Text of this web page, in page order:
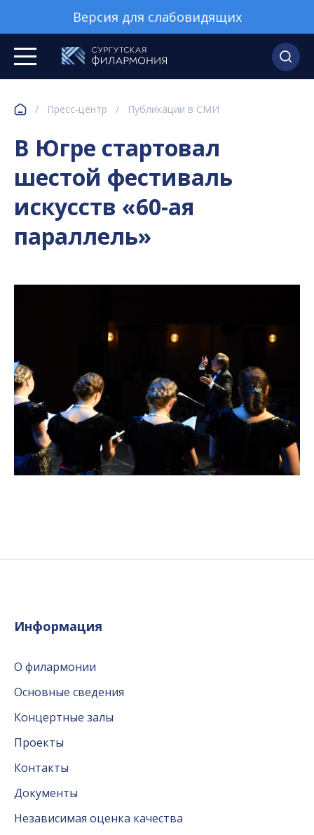
Версия для слабовидящих
/ Пресс-центр / Публикации в СМИ
В Югре стартовал
шестой фестиваль
искусств «60-ая
параллель»
Информация
О филармонии
Основные сведения
Концертные залы
Проекты
Контакты
Документы
Независимая оценка качества